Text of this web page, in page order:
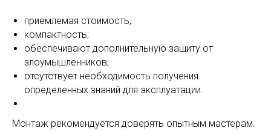
приемлемая стоимость;
компактность;
обеспечивают дополнительную защиту от
злоумышленников;
отсутствует необходимость получения
определенных знаний для эксплуатации.
Монтаж рекомендуется доверять опытным мастерам.